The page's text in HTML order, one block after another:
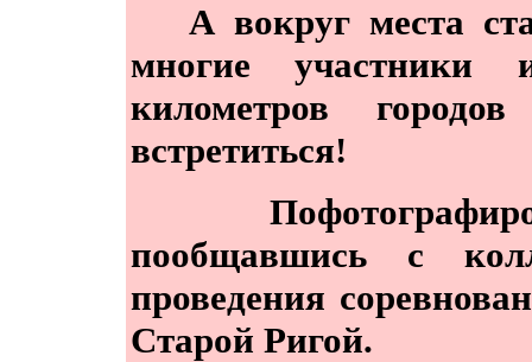
А вокруг места
многие участники
километров
встретиться!
пообщавшись с
проведения
Старой Ригой.